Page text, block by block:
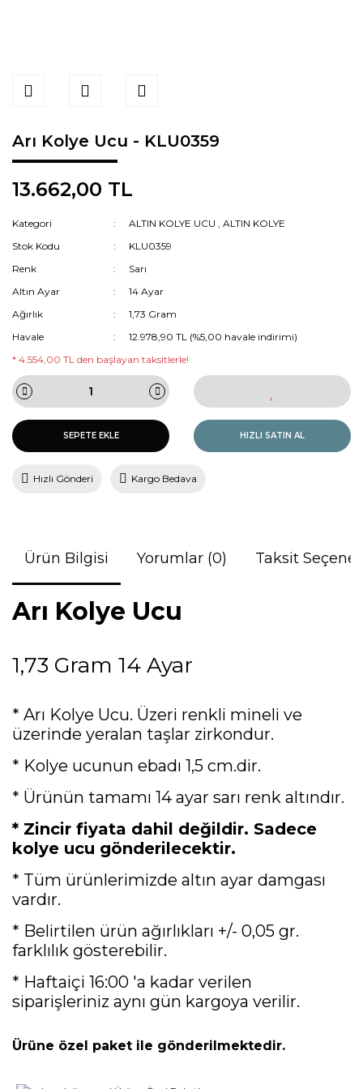
Arı Kolye Ucu - KLU0359
13.662,00 TL
Kategori ALTIN KOLYE UCU ,ALTIN KOLYE
Stok Kodu
KLU0359
Renk
Sarı
Altın Ayar
14 Ayar
Ağırlık
1,73 Gram
Havale
12.978,90 TL (%5,00 havale indirimi)
* 4.554,00 TL den başlayan taksitlerle!
SEPETE EKLE HIZLI SATIN AL
Hızlı Gönderi Kargo Bedava
Ürün Bilgisi Yorumlar (0) Taksit
Arı Kolye Ucu
1,73 Gram 14 Ayar
* Arı Kolye Ucu. Üzeri renkli mineli ve
üzerinde yeralan taşlar zirkondur.
* Kolye ucunun ebadı 1,5 cm.dir.
* Ürünün tamamı 14 ayar sarı renk altındır.
* Zincir fiyata dahil değildir. Sadece
kolye ucu gönderilecektir.
* Tüm ürünlerimizde altın ayar damgası
vardır.
* Belirtilen ürün ağırlıkları +/- 0,05 gr.
farklılık gösterebilir.
* Haftaiçi 16:00 'a kadar verilen
siparişleriniz aynı gün kargoya verilir.
Ürüne özel paket ile gönderilmektedir.